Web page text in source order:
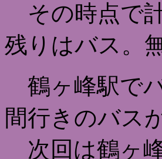
その時点で
残りはバス。
鶴ヶ峰駅で
間行きのバス
次回は鶴ヶ